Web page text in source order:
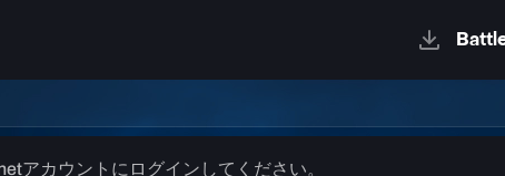
アカウントにログインしてください。